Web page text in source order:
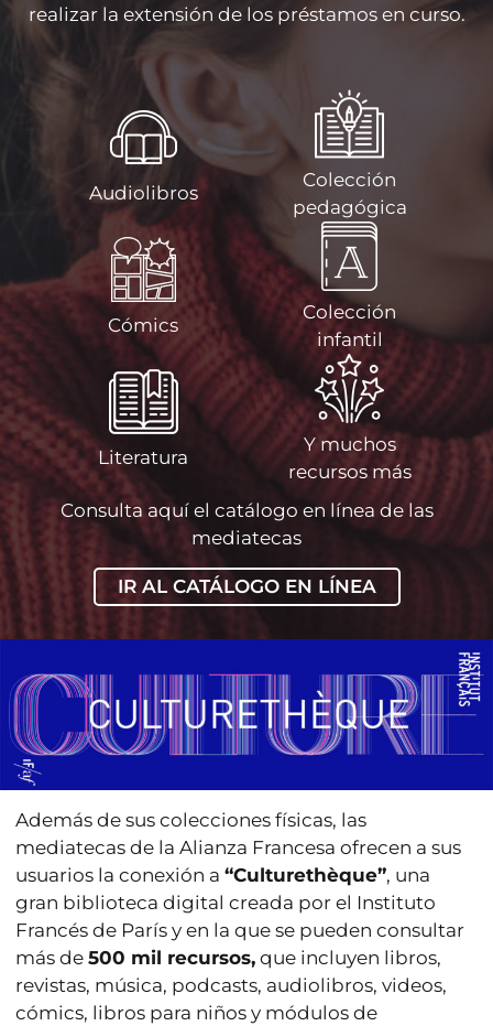
realizar la extensión de los préstamos en curso.
Audiolibros
Colección
pedagógica
Cómics
Colección
infantil
Literatura
Y muchos
recursos más
Consulta aquí el catálogo en línea de las
mediatecas
IR AL CATÁLOGO EN LÍNEA
Además de sus colecciones físicas, las
mediatecas de la Alianza Francesa ofrecen a sus
usuarios la conexión a“Culturethèque”, una
gran biblioteca digital creada por el Instituto
Francés de París y en la que se pueden consultar
más de500 mil recursos, que incluyen libros,
revistas, música, podcasts, audiolibros, videos,
cómics, libros para niños y módulos de